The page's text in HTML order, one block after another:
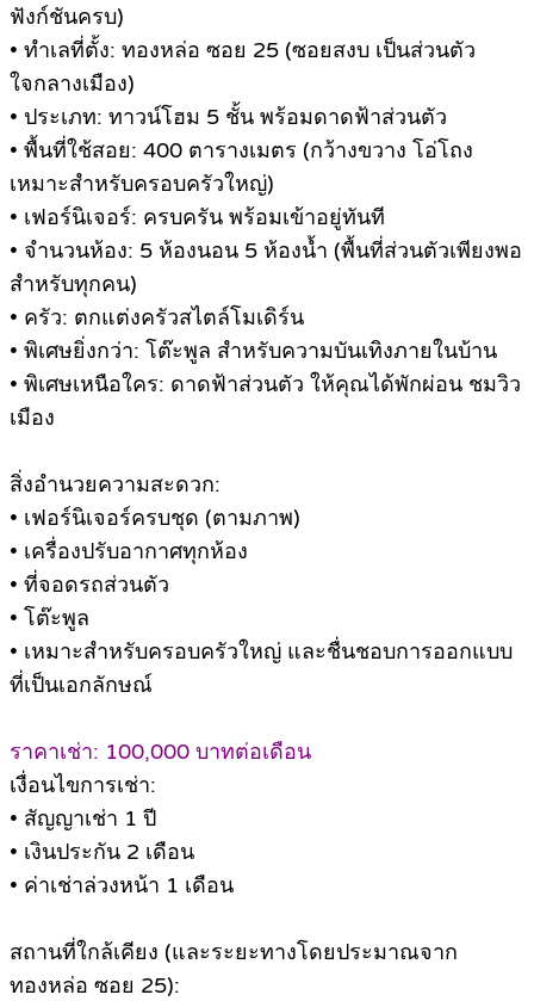
ฟังก์ชันครบ)
• ทำเลที่ตั้ง: ทองหล่อ ซอย 25 (ซอยสงบ เป็นส่วนตัว
ใจกลางเมือง)
• ประเภท: ทาวน์โฮม 5 ชั้น พร้อมดาดฟ้าส่วนตัว
• พื้นที่ใช้สอย: 400 ตารางเมตร (กว้างขวาง โอ่โถง
เหมาะสำหรับครอบครัวใหญ่)
• เฟอร์นิเจอร์: ครบครัน พร้อมเข้าอยู่ทันที
• จำนวนห้อง: 5 ห้องนอน 5 ห้องน้ำ (พื้นที่ส่วนตัวเพียงพอ
สำหรับทุกคน)
• ครัว: ตกแต่งครัวสไตล์โมเดิร์น
• พิเศษยิ่งกว่า: โต๊ะพูล สำหรับความบันเทิงภายในบ้าน
• พิเศษเหนือใคร: ดาดฟ้าส่วนตัว ให้คุณได้พักผ่อน ชมวิว
เมือง
สิ่งอำนวยความสะดวก:
• เฟอร์นิเจอร์ครบชุด (ตามภาพ)
• เครื่องปรับอากาศทุกห้อง
• ที่จอดรถส่วนตัว
• โต๊ะพูล
• เหมาะสำหรับครอบครัวใหญ่ และชื่นชอบการออกแบบ
ที่เป็นเอกลักษณ์
ราคาเช่า: 100,000 บาทต่อเดือน
เงื่อนไขการเช่า:
• สัญญาเช่า 1 ปี
• เงินประกัน 2 เดือน
• ค่าเช่าล่วงหน้า 1 เดือน
สถานที่ใกล้เคียง (และระยะทางโดยประมาณจาก
ทองหล่อ ซอย 25):